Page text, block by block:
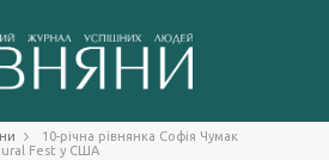
10-річна рівнянка Софія Чумак
Fest у США